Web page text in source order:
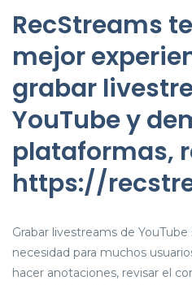
RecStreams
mejor
grabar
YouTube y
plataformas,
https://
Grabar livestreams de
necesidad para muchos
hacer anotaciones, revisar el